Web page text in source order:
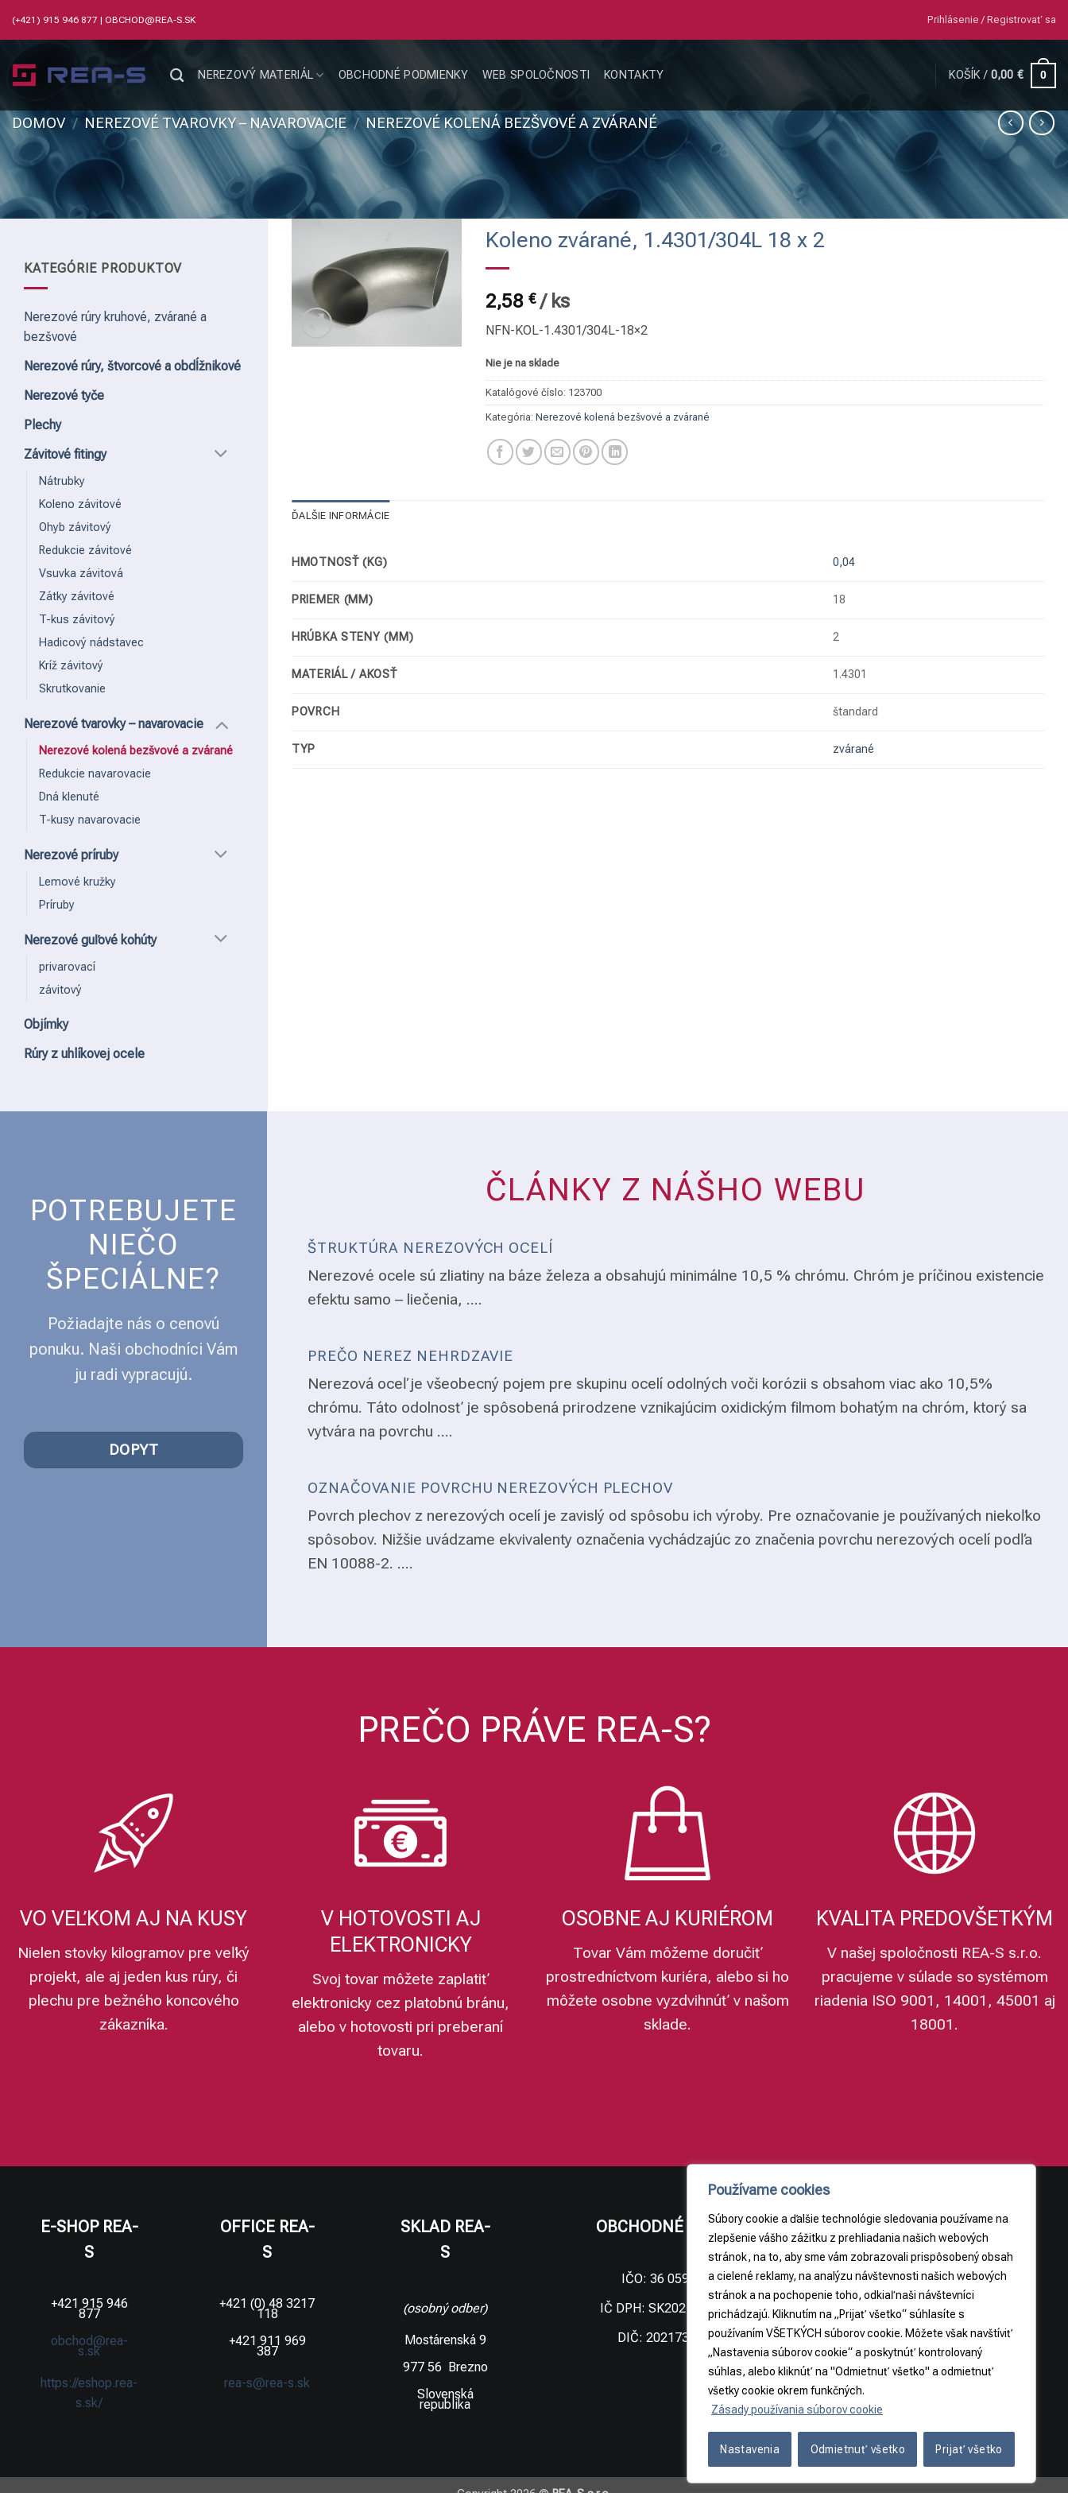
Používame cookies
Súbory cookie a ďalšie technológie sledovania používame na
zlepšenie vášho zážitku z prehliadania našich webových
stránok, na to, aby sme vám zobrazovali prispôsobený obsah
a cielené reklamy, na analýzu návštevnosti našich webových
stránok a na pochopenie toho, odkiaľ naši návštevníci
prichádzajú. Kliknutím na „Prijať všetko“ súhlasíte s
používaním VŠETKÝCH súborov cookie. Môžete však navštíviť
„Nastavenia súborov cookie“ a poskytnúť kontrolovaný
súhlas, alebo kliknúť na "Odmietnuť všetko" a odmietnuť
všetky cookie okrem funkčných.
Zásady používania súborov cookie
Nastavenia Odmietnuť všetko Prijať všetko
(+421) 915 946 877 | OBCHOD@REA-S.SK Prihlásenie / Registrovať sa
NEREZOVÝ MATERIÁL OBCHODNÉ PODMIENKY WEB SPOLOČNOSTI KONTAKTY KOŠÍK / 0,00€ 0
DOMOV / NEREZOVÉ TVAROVKY – NAVAROVACIE / NEREZOVÉ KOLENÁ BEZŠVOVÉ A ZVÁRANÉ
KATEGÓRIE PRODUKTOV
Nerezové rúry kruhové, zvárané a
bezšvové
Nerezové rúry, štvorcové a obdĺžnikové
Nerezové tyče
Plechy
Závitové fitingy
Nátrubky
Koleno závitové
Ohyb závitový
Redukcie závitové
Vsuvka závitová
Zátky závitové
T-kus závitový
Hadicový nádstavec
Kríž závitový
Skrutkovanie
Nerezové tvarovky – navarovacie
Nerezové kolená bezšvové a zvárané
Redukcie navarovacie
Dná klenuté
T-kusy navarovacie
Nerezové príruby
Lemové kružky
Príruby
Nerezové guľové kohúty
privarovací
závitový
Objímky
Rúry z uhlíkovej ocele
Koleno zvárané, 1.4301/304L 18 x 2
2,58€/ ks
NFN-KOL-1.4301/304L-18×2
Nie je na sklade
Katalógové číslo: 123700
Kategória:Nerezové kolená bezšvové a zvárané
ĎALŠIE INFORMÁCIE
HMOTNOSŤ (KG) 0,04
PRIEMER (MM) 18
HRÚBKA STENY (MM) 2
MATERIÁL / AKOSŤ 1.4301
POVRCH štandard
TYP zvárané
POTREBUJETE
NIEČO
ŠPECIÁLNE?
Požiadajte nás o cenovú
ponuku. Naši obchodníci Vám
ju radi vypracujú.
DOPYT
ČLÁNKY Z NÁŠHO WEBU
ŠTRUKTÚRA NEREZOVÝCH OCELÍ
Nerezové ocele sú zliatiny na báze železa a obsahujú minimálne 10,5 % chrómu. Chróm je príčinou existencie
efektu samo – liečenia, ....
PREČO NEREZ NEHRDZAVIE
Nerezová oceľ je všeobecný pojem pre skupinu ocelí odolných voči korózii s obsahom viac ako 10,5%
chrómu. Táto odolnosť je spôsobená prirodzene vznikajúcim oxidickým filmom bohatým na chróm, ktorý sa
vytvára na povrchu ....
OZNAČOVANIE POVRCHU NEREZOVÝCH PLECHOV
Povrch plechov z nerezových ocelí je zavislý od spôsobu ich výroby. Pre označovanie je používaných niekoľko
spôsobov. Nižšie uvádzame ekvivalenty označenia vychádzajúc zo značenia povrchu nerezových ocelí podľa
EN 10088-2. ....
PREČO PRÁVE REA-S?
VO VEĽKOM AJ NA KUSY
Nielen stovky kilogramov pre veľký
projekt, ale aj jeden kus rúry, či
plechu pre bežného koncového
zákazníka.
V HOTOVOSTI AJ
ELEKTRONICKY
Svoj tovar môžete zaplatiť
elektronicky cez platobnú bránu,
alebo v hotovosti pri preberaní
tovaru.
OSOBNE AJ KURIÉROM
Tovar Vám môžeme doručiť
prostredníctvom kuriéra, alebo si ho
môžete osobne vyzdvihnúť v našom
sklade.
KVALITA PREDOVŠETKÝM
V našej spoločnosti REA-S s.r.o.
pracujeme v súlade so systémom
riadenia ISO 9001, 14001, 45001 aj
18001.
E-SHOP REA-
S
+421 915 946
877
obchod@rea-
s.sk
https://eshop.rea-
s.sk/
OFFICE REA-
S
+421 (0) 48 3217
118
+421 911 969
387
rea-s@rea-s.sk
SKLAD REA-
S
(osobný odber)
Mostárenská 9
977 56 Brezno
Slovenská
republika
OBCHODNÉ ÚDAJE
IČO: 36 059 099
IČ DPH: SK2021733065
DIČ: 2021733065
PRÁVNE INFORMÁCIE
Obchodné podmienky
Odstúpenie od zmluvy